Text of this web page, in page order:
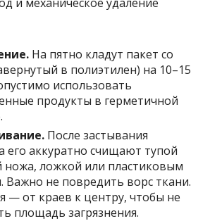
На пятно кладут пакет со
в полиэтилен) на 10–15
использовать
продукты в герметичной
После застывания
его аккуратно счищают тупой
ножа, ложкой или пластиковым
Важно не повредить ворс ткани.
— от краев к центру, чтобы не
площадь загрязнения.